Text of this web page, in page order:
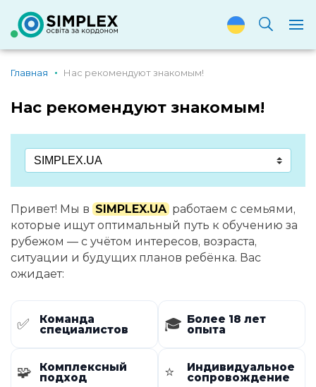
Главная Нас рекомендуют знакомым!
Нас рекомендуют знакомым!
Привет! Мы в SIMPLEX.UA работаем с семьями,
которые ищут оптимальный путь к обучению за
рубежом — с учётом интересов, возраста,
ситуации и будущих планов ребёнка. Вас
ожидает:
✅ Команда
специалистов 🎓 Более 18 лет
опыта
🧩 Комплексный
подход ⭐ Индивидуальное
сопровождение